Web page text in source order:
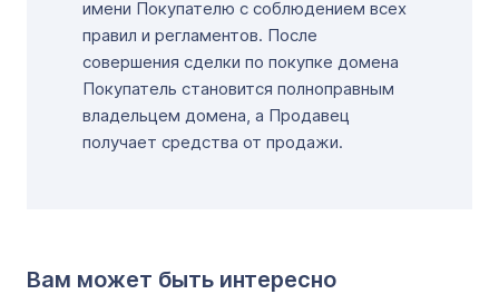
имени Покупателю с соблюдением всех
правил и регламентов. После
совершения сделки по покупке домена
Покупатель становится полноправным
владельцем домена, а Продавец
получает средства от продажи.
Вам может быть интересно